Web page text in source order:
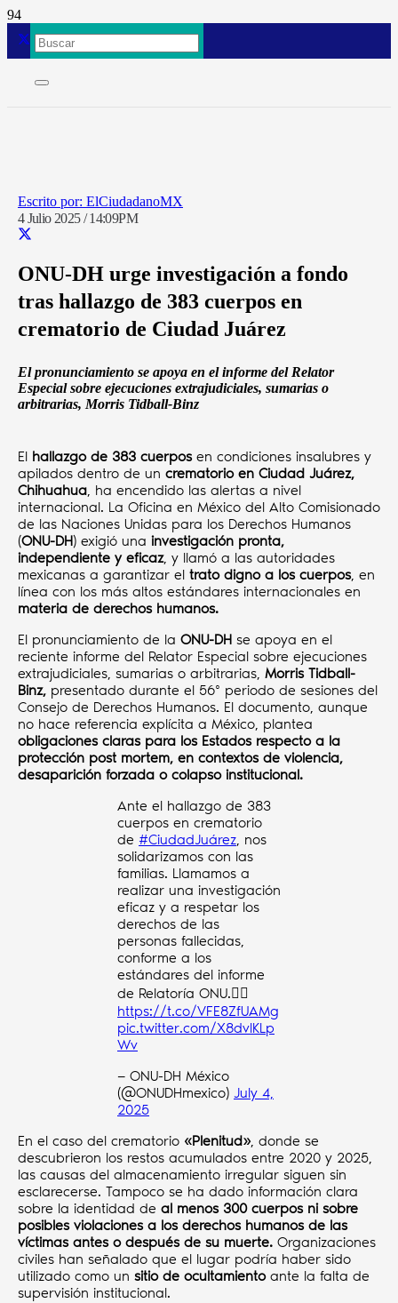
ElCiudadanoMX
4 Julio 2025 / 14:09PM
ONU-DH urge investigación a fondo
tras hallazgo de 383 cuerpos en
crematorio de Ciudad Juárez
El pronunciamiento se apoya en el informe del Relator
Especial sobre ejecuciones extrajudiciales, sumarias o
arbitrarias, Morris Tidball-Binz
El hallazgo de 383 cuerpos en condiciones insalubres y
apilados dentro de un crematorio en Ciudad Juárez,
Chihuahua, ha encendido las alertas a nivel
internacional. La Oficina en México del Alto Comisionado
de las Naciones Unidas para los Derechos Humanos
(ONU-DH) exigió una investigación pronta,
independiente y eficaz, y llamó a las autoridades
mexicanas a garantizar el trato digno a los cuerpos, en
línea con los más altos estándares internacionales en
materia de derechos humanos.
El pronunciamiento de la ONU-DH se apoya en el
reciente informe del Relator Especial sobre ejecuciones
extrajudiciales, sumarias o arbitrarias, Morris Tidball-
Binz, presentado durante el 56º periodo de sesiones del
Consejo de Derechos Humanos. El documento, aunque
no hace referencia explícita a México, plantea
obligaciones claras para los Estados respecto a la
protección post mortem, en contextos de violencia,
desaparición forzada o colapso institucional.
Ante el hallazgo de 383
cuerpos en crematorio
de #CiudadJuárez, nos
solidarizamos con las
familias. Llamamos a
realizar una investigación
eficaz y a respetar los
derechos de las
personas fallecidas,
conforme a los
estándares del informe
de Relatoría ONU.👉🏽
https://t.co/VFE8ZfUAMg
pic.twitter.com/X8dvIKLp
Wv
— ONU-DH México
(@ONUDHmexico) July 4,
2025
En el caso del crematorio «Plenitud», donde se
descubrieron los restos acumulados entre 2020 y 2025,
las causas del almacenamiento irregular siguen sin
esclarecerse. Tampoco se ha dado información clara
sobre la identidad de al menos 300 cuerpos ni sobre
posibles violaciones a los derechos humanos de las
víctimas antes o después de su muerte. Organizaciones
civiles han señalado que el lugar podría haber sido
utilizado como un sitio de ocultamiento ante la falta de
supervisión institucional.